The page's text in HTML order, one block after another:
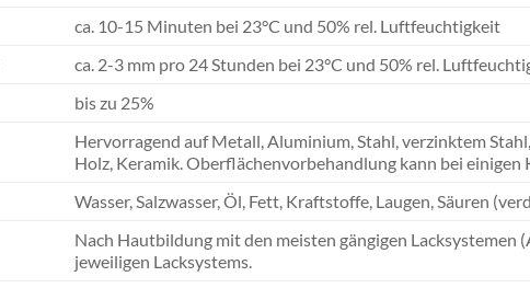
ca. 10-15 Minuten bei 23°C und 50% rel. Luftfeuchtigkeit
ca. 2-3 mm pro 24 Stunden bei 23°C und 50% rel.
bis zu 25%
Hervorragend auf Metall, Aluminium, Stahl, verzinktem
Holz, Keramik. Oberflächenvorbehandlung kann bei
Wasser, Salzwasser, Öl, Fett, Kraftstoffe, Laugen, Säuren
Nach Hautbildung mit den meisten gängigen Lacksystemen
jeweiligen Lacksystems.